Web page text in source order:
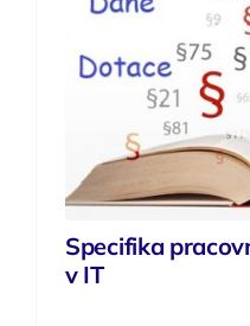
Specifika
v IT